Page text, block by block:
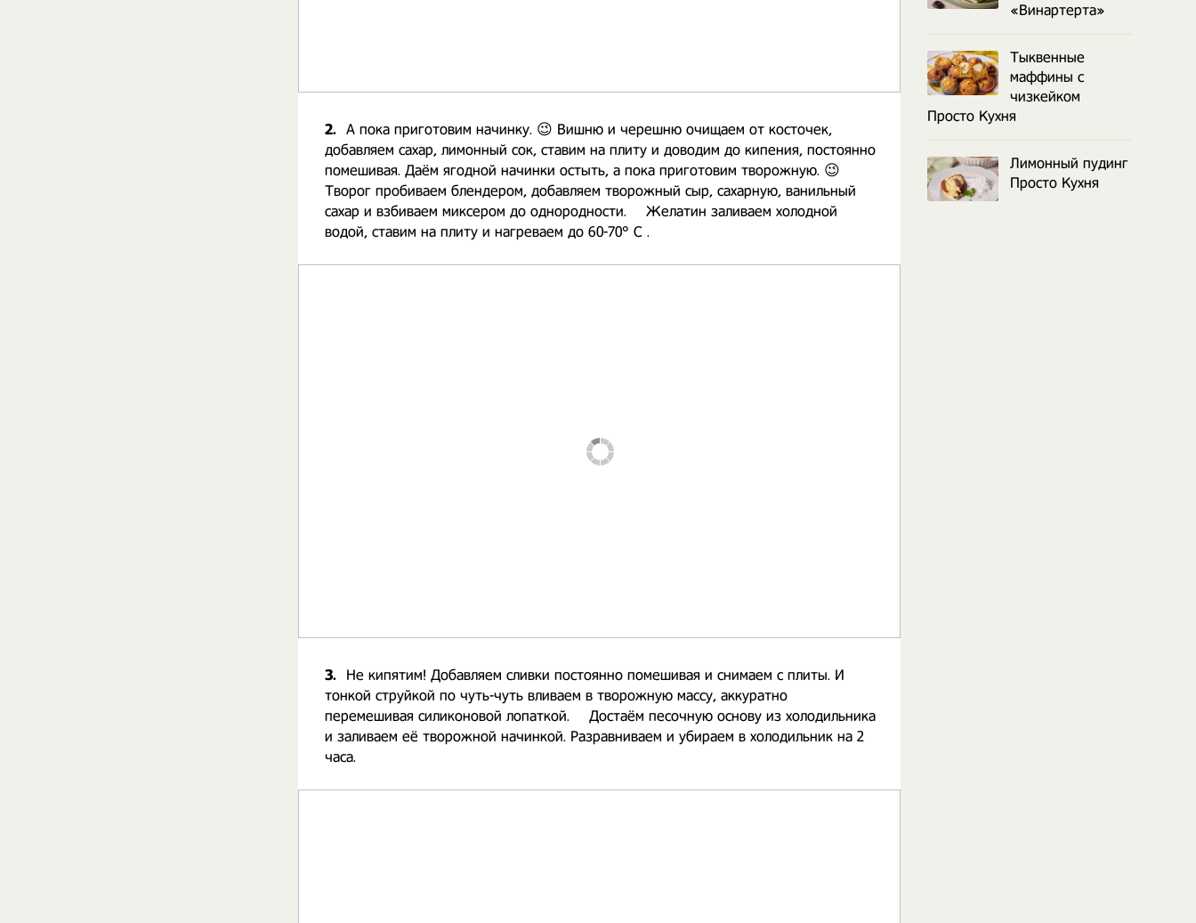
2. А пока приготовим начинку. 😉 Вишню и черешню очищаем от косточек,
добавляем сахар, лимонный сок, ставим на плиту и доводим до кипения, постоянно
помешивая. Даём ягодной начинки остыть, а пока приготовим творожную. 😉
Творог пробиваем блендером, добавляем творожный сыр, сахарную, ванильный
сахар и взбиваем миксером до однородности. ⠀ Желатин заливаем холодной
водой, ставим на плиту и нагреваем до 60-70° С .
3.
Не кипятим! Добавляем сливки постоянно помешивая и снимаем с плиты. И
тонкой струйкой по чуть-чуть вливаем в творожную массу, аккуратно
перемешивая силиконовой лопаткой. ⠀ Достаём песочную основу из холодильника
и заливаем её творожной начинкой. Разравниваем и убираем в холодильник на 2
часа. ⠀
«Винартерта»
Тыквенные
маффины с
чизкейком
Просто Кухня
Лимонный пудинг
Просто Кухня